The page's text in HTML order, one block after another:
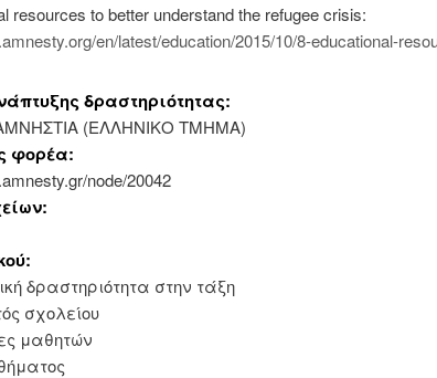
resources to better understand the refugee crisis:
en/latest/education/2015/10/8-educational-
δραστηριότητας:
(ΕΛΛΗΝΙΚΟ ΤΜΗΜΑ)
φορέα:
node/20042
δραστηριότητα στην τάξη
σχολείου
μαθητών